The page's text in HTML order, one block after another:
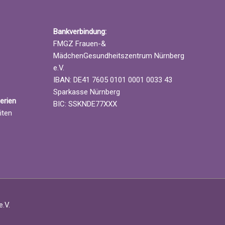
Bankverbindung:
FMGZ Frauen-&
MädchenGesundheitszentrum Nürnberg
e.V.
IBAN: DE41 7605 0101 0001 0033 43
Sparkasse Nürnberg
BIC: SSKNDE77XXX